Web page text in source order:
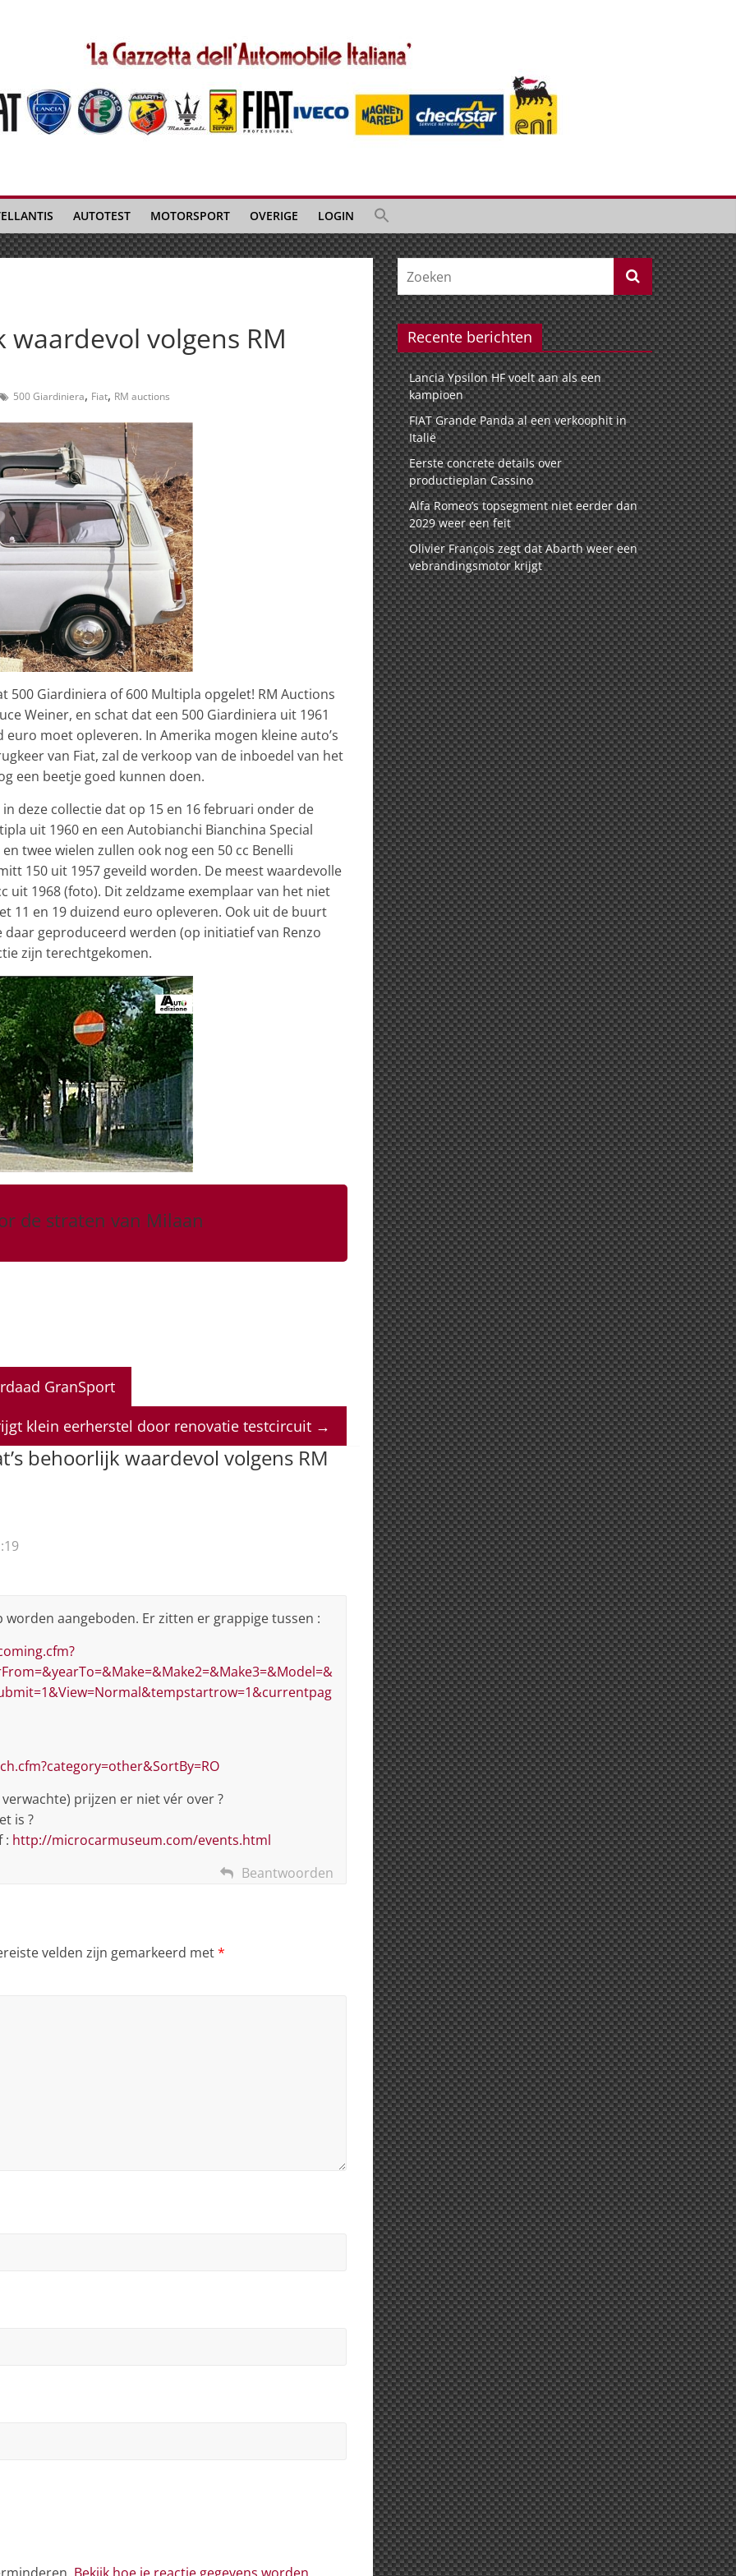
AUTOTEST MOTORSPORT OVERIGE LOGIN
waardevol volgens RM
500 Giardiniera, Fiat, RM auctions
500 Giardiniera of 600 Multipla opgelet! RM Auctions
Weiner, en schat dat een 500 Giardiniera uit 1961
moet opleveren. In Amerika mogen kleine auto’s
van Fiat, zal de verkoop van de inboedel van het
een beetje goed kunnen doen.
deze collectie dat op 15 en 16 februari onder de
uit 1960 en een Autobianchi Bianchina Special
twee wielen zullen ook nog een 50 cc Benelli
150 uit 1957 geveild worden. De meest waardevolle
uit 1968 (foto). Dit zeldzame exemplaar van het niet
11 en 19 duizend euro opleveren. Ook uit de buurt
daar geproduceerd werden (op initiatief van Renzo
zijn terechtgekomen.
de straten van Milaan
GranSport
klein eerherstel door renovatie testcircuit →
behoorlijk waardevol volgens RM
worden aangeboden. Er zitten er grappige tussen :
prijzen er niet vér over ?
is ?
: http://microcarmuseum.com/events.html
Beantwoorden
velden zijn gemarkeerd met*
Bekijk hoe je reactie gegevens worden
Recente berichten
Lancia Ypsilon HF voelt aan als een
kampioen
FIAT Grande Panda al een verkoophit in
Italië
Eerste concrete details over
productieplan Cassino
Alfa Romeo’s topsegment niet eerder dan
2029 weer een feit
Olivier François zegt dat Abarth weer een
vebrandingsmotor krijgt